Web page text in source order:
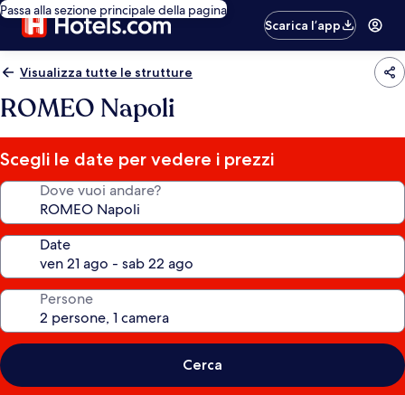
Passa alla sezione principale della pagina
Scarica l’app
Visualizza tutte le strutture
ROMEO Napoli
Scegli le date per vedere i prezzi
Dove vuoi andare?
Date
Persone
Cerca